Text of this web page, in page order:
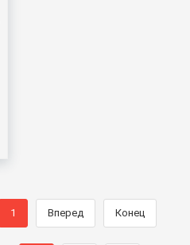
1 Вперед Конец